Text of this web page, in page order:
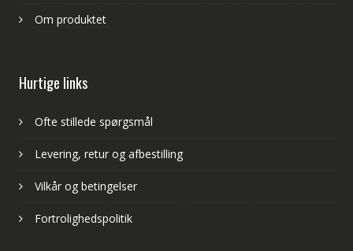
Om produktet
Hurtige links
Ofte stillede spørgsmål
Levering, retur og afbestilling
Vilkår og betingelser
Fortrolighedspolitik